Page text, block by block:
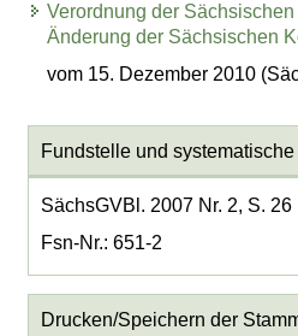
Verordnung der
Änderung der Sächsischen
vom 15. Dezember 2010
Fundstelle und
SächsGVBl. 2007 Nr. 2, S. 26
Fsn-Nr.: 651-2
Drucken/Speichern der